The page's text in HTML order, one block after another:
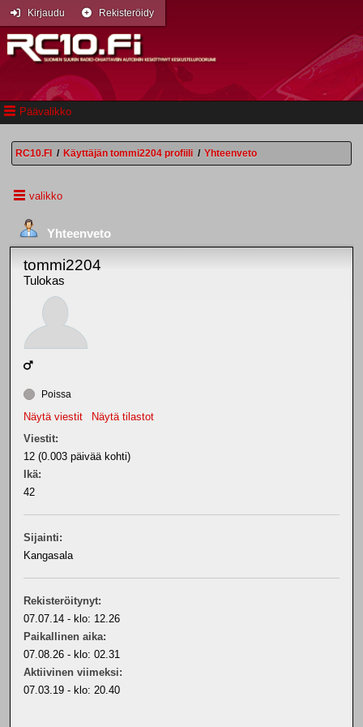
Päävalikko
Kirjaudu Rekisteröidy
RC10.FI / Käyttäjän tommi2204 profiili / Yhteenveto
valikko
Yhteenveto
tommi2204
Tulokas
Poissa
Näytä viestit
Näytä tilastot
Viestit:
12 (0.003 päivää kohti)
Ikä:
42
Sijainti:
Kangasala
Rekisteröitynyt:
07.07.14 - klo: 12.26
Paikallinen aika:
07.08.26 - klo: 02.31
Aktiivinen viimeksi:
07.03.19 - klo: 20.40